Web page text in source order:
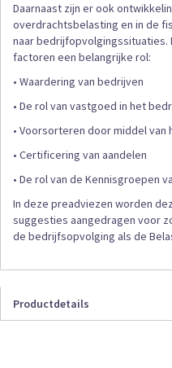
Daarnaast zijn er ook
overdrachtsbelasting en in de
naar bedrijfopvolgingssituaties.
factoren een belangrijke rol:
• Waardering van bedrijven
• De rol van vastgoed in het
• Voorsorteren door middel
• Certificering van aandelen
• De rol van de Kennisgroepen
In deze preadviezen worden
suggesties aangedragen voor
de bedrijfsopvolging als de
Productdetails